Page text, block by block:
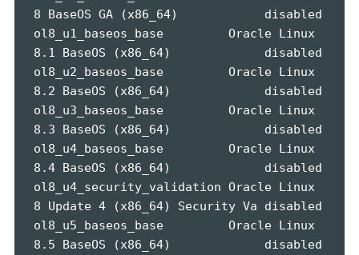
8 BaseOS GA (x86_64)            disabled
ol8_u1_baseos_base         Oracle Linux
8.1 BaseOS (x86_64)             disabled
ol8_u2_baseos_base         Oracle Linux
8.2 BaseOS (x86_64)             disabled
ol8_u3_baseos_base         Oracle Linux
8.3 BaseOS (x86_64)             disabled
ol8_u4_baseos_base         Oracle Linux
8.4 BaseOS (x86_64)             disabled
ol8_u4_security_validation Oracle Linux
8 Update 4 (x86_64) Security Va disabled
ol8_u5_baseos_base         Oracle Linux
8.5 BaseOS (x86_64)             disabled